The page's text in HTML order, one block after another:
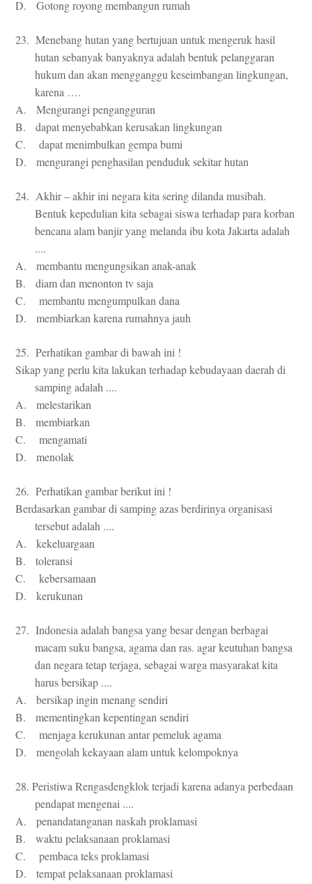
D. Gotong royong membangun rumah
23. Menebang hutan yang bertujuan untuk mengeruk hasil
hutan sebanyak banyaknya adalah bentuk pelanggaran
hukum dan akan mengganggu keseimbangan lingkungan,
karena ….
A. Mengurangi pengangguran
B. dapat menyebabkan kerusakan lingkungan
C. dapat menimbulkan gempa bumi
D. mengurangi penghasilan penduduk sekitar hutan
24. Akhir – akhir ini negara kita sering dilanda musibah.
Bentuk kepedulian kita sebagai siswa terhadap para korban
bencana alam banjir yang melanda ibu kota Jakarta adalah
....
A. membantu mengungsikan anak-anak
B. diam dan menonton tv saja
C. membantu mengumpulkan dana
D. membiarkan karena rumahnya jauh
25. Perhatikan gambar di bawah ini !
Sikap yang perlu kita lakukan terhadap kebudayaan daerah di
samping adalah ....
A. melestarikan
B. membiarkan
C. mengamati
D. menolak
26. Perhatikan gambar berikut ini !
Berdasarkan gambar di samping azas berdirinya organisasi
tersebut adalah ....
A. kekeluargaan
B. toleransi
C. kebersamaan
D. kerukunan
27. Indonesia adalah bangsa yang besar dengan berbagai
macam suku bangsa, agama dan ras. agar keutuhan bangsa
dan negara tetap terjaga, sebagai warga masyarakat kita
harus bersikap ....
A. bersikap ingin menang sendiri
B. mementingkan kepentingan sendiri
C. menjaga kerukunan antar pemeluk agama
D. mengolah kekayaan alam untuk kelompoknya
28. Peristiwa Rengasdengklok terjadi karena adanya perbedaan
pendapat mengenai ....
A. penandatanganan naskah proklamasi
B. waktu pelaksanaan proklamasi
C. pembaca teks proklamasi
D. tempat pelaksanaan proklamasi